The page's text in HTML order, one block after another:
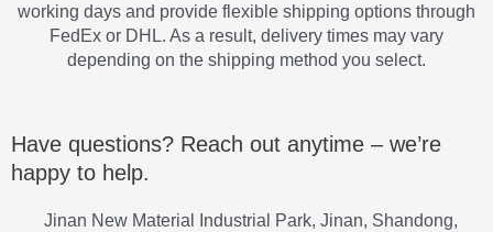
working days and provide flexible shipping options through
FedEx or DHL. As a result, delivery times may vary
depending on the shipping method you select.
Have questions? Reach out anytime – we’re
happy to help.
Jinan New Material Industrial Park, Jinan, Shandong,